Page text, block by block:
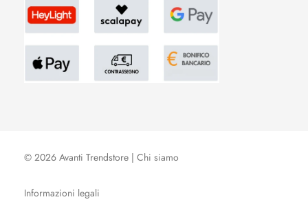
© 2026 Avanti Trendstore | Chi siamo
Informazioni legali